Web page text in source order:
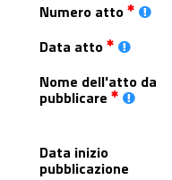
Numero atto
Data atto
Nome dell'atto da
pubblicare
Data inizio
pubblicazione